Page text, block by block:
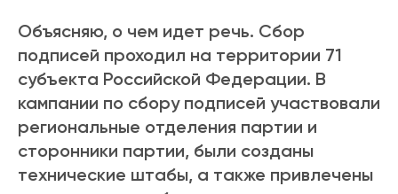
Объясняю, о чем идет речь. Сбор
подписей проходил на территории 71
субъекта Российской Федерации. В
кампании по сбору подписей участвовали
региональные отделения партии и
сторонники партии, были созданы
технические штабы, а также привлечены